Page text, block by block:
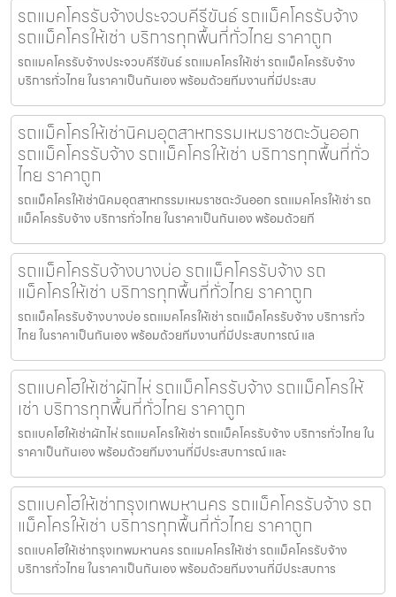
รถแมคโครรับจ้างประจวบคีรีขันธ์ รถแม็คโครรับจ้าง
รถแม็คโครให้เช่า บริการทุกพื้นที่ทั่วไทย ราคาถูก
รถแมคโครรับจ้างประจวบคีรีขันธ์ รถแมคโครให้เช่า รถแม็คโครรับจ้าง
บริการทั่วไทย ในราคาเป็นกันเอง พร้อมด้วยทีมงานที่มีประสบ
รถแม็คโครให้เช่านิคมอุตสาหกรรมเหมราชตะวันออก
รถแม็คโครรับจ้าง รถแม็คโครให้เช่า บริการทุกพื้นที่ทั่ว
ไทย ราคาถูก
รถแม็คโครให้เช่านิคมอุตสาหกรรมเหมราชตะวันออก รถแมคโครให้เช่า รถ
แม็คโครรับจ้าง บริการทั่วไทย ในราคาเป็นกันเอง พร้อมด้วยที
รถแม็คโครรับจ้างบางบ่อ รถแม็คโครรับจ้าง รถ
แม็คโครให้เช่า บริการทุกพื้นที่ทั่วไทย ราคาถูก
รถแม็คโครรับจ้างบางบ่อ รถแมคโครให้เช่า รถแม็คโครรับจ้าง บริการทั่ว
ไทย ในราคาเป็นกันเอง พร้อมด้วยทีมงานที่มีประสบการณ์ แล
รถแบคโฮให้เช่าผักไห่ รถแม็คโครรับจ้าง รถแม็คโครให้
เช่า บริการทุกพื้นที่ทั่วไทย ราคาถูก
รถแบคโฮให้เช่าผักไห่ รถแมคโครให้เช่า รถแม็คโครรับจ้าง บริการทั่วไทย ใน
ราคาเป็นกันเอง พร้อมด้วยทีมงานที่มีประสบการณ์ และ
รถแบคโฮให้เช่ากรุงเทพมหานคร รถแม็คโครรับจ้าง รถ
แม็คโครให้เช่า บริการทุกพื้นที่ทั่วไทย ราคาถูก
รถแบคโฮให้เช่ากรุงเทพมหานคร รถแมคโครให้เช่า รถแม็คโครรับจ้าง
บริการทั่วไทย ในราคาเป็นกันเอง พร้อมด้วยทีมงานที่มีประสบการ